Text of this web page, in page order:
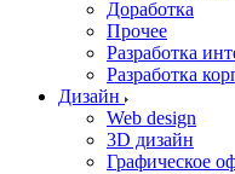
Доработка
Прочее
Разработка
Разработка
Дизайн
Web design
3D дизайн
Графическое